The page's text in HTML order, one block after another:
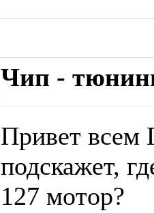
Чип -
Привет всем
подскажет,
127 мотор?